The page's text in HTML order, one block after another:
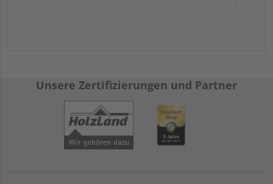
Unsere Zertifizierungen und Partner